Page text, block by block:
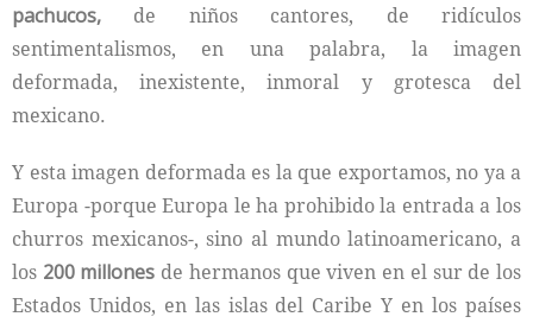
pachucos, de niños cantores, de ridículos
sentimentalismos, en una palabra, la imagen
deformada, inexistente, inmoral y grotesca del
mexicano.
Y esta imagen deformada es la que exportamos, no ya a
Europa -porque Europa le ha prohibido la entrada a los
churros mexicanos-, sino al mundo latinoamericano, a
los 200 millones de hermanos que viven en el sur de los
Estados Unidos, en las islas del Caribe Y en los países